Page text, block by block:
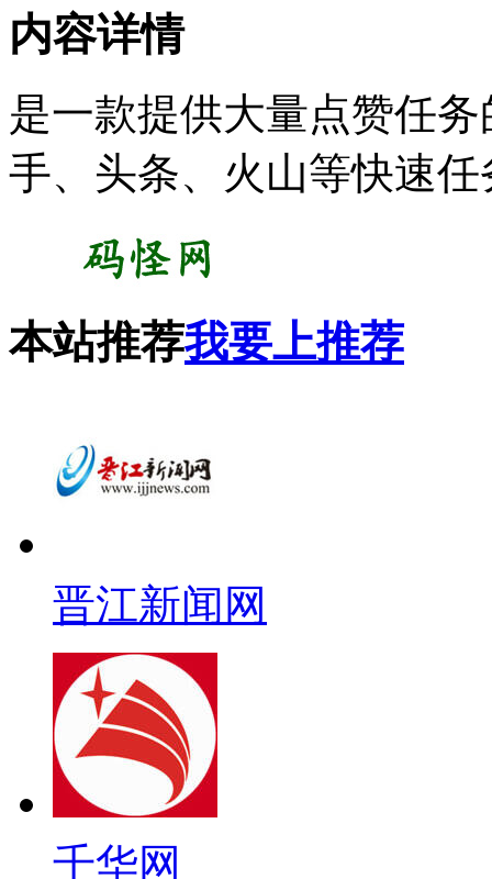
内容详情
是一款提供大量点赞任
手、头条、火山等快速
本站推荐我要上推荐
晋江新闻网
千华网